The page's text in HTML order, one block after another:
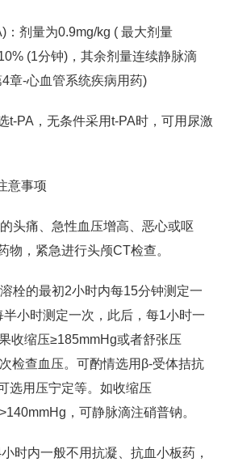
剂量为0.9mg/kg ( 最大剂量
(1分钟)，其余剂量连续静脉滴
章-心血管系统疾病用药)
t-PA，无条件采用t-PA时，可用尿激
意事项
头痛、急性血压增高、恶心或呕
物，紧急进行头颅CT检查。
栓的最初2小时内每15分钟测定一
小时测定一次，此后，每1小时一
收缩压≥185mmHg或者舒张压
检查血压。可酌情选用β-受体拮抗
选用压宁定等。如收缩压
，可静脉滴注硝普钠。
时内一般不用抗凝、抗血小板药，